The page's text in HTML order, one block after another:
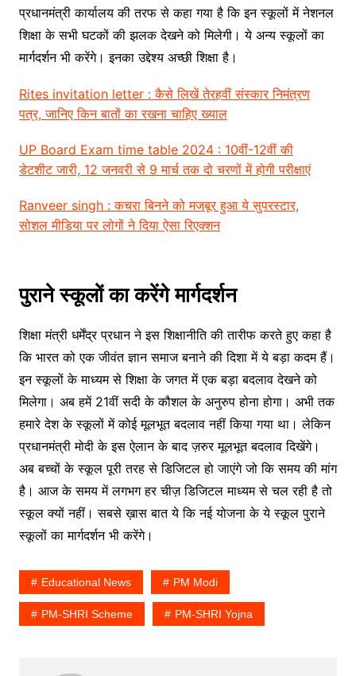
प्रधानमंत्री कार्यालय की तरफ से कहा गया है कि इन स्कूलों में नेशनल
शिक्षा के सभी घटकों की झलक देखने को मिलेगी। ये अन्य स्कूलों का
मार्गदर्शन भी करेंगे। इनका उद्देश्य अच्छी शिक्षा है।
Rites invitation letter : कैसे लिखें तेरहवीं संस्कार निमंत्रण
पत्र, जानिए किन बातों का रखना चाहिए ख्याल
UP Board Exam time table 2024 : 10वीं-12वीं की
डेटशीट जारी, 12 जनवरी से 9 मार्च तक दो चरणों में होगी परीक्षाएं
Ranveer singh : कचरा बिनने को मजबूर हुआ ये सुपरस्टार,
सोशल मीडिया पर लोगों ने दिया ऐसा रिएक्शन
पुराने स्कूलों का करेंगे मार्गदर्शन
शिक्षा मंत्री धर्मेंद्र प्रधान ने इस शिक्षानीति की तारीफ करते हुए कहा है
कि भारत को एक जीवंत ज्ञान समाज बनाने की दिशा में ये बड़ा कदम हैं।
इन स्कूलों के माध्यम से शिक्षा के जगत में एक बड़ा बदलाव देखने को
मिलेगा। अब हमें 21वीं सदी के कौशल के अनुरुप होना होगा। अभी तक
हमारे देश के स्कूलों में कोई मूलभूत बदलाव नहीं किया गया था। लेकिन
प्रधानमंत्री मोदी के इस ऐलान के बाद ज़रुर मूलभूत बदलाव दिखेंगे।
अब बच्चों के स्कूल पूरी तरह से डिजिटल हो जाएंगे जो कि समय की मांग
है। आज के समय में लगभग हर चीज़ डिजिटल माध्यम से चल रही है तो
स्कूल क्यों नहीं। सबसे ख़ास बात ये कि नई योजना के ये स्कूल पुराने
स्कूलों का मार्गदर्शन भी करेंगे।
Educational News PM Modi
PM-SHRI Scheme PM-SHRI Yojna